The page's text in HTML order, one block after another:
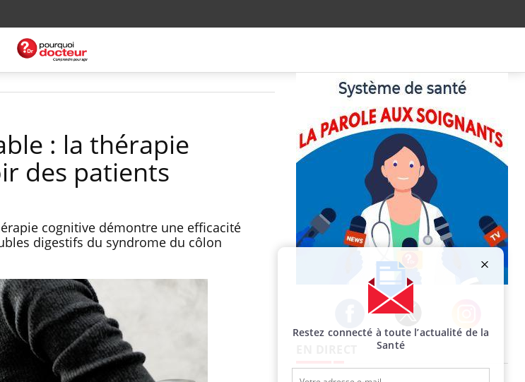
: la thérapie
des patients
cognitive démontre une efficacité
digestifs du syndrome du côlon
Facebook Twitter Instagram
Restez connecté à toute l’actualité de la
Santé